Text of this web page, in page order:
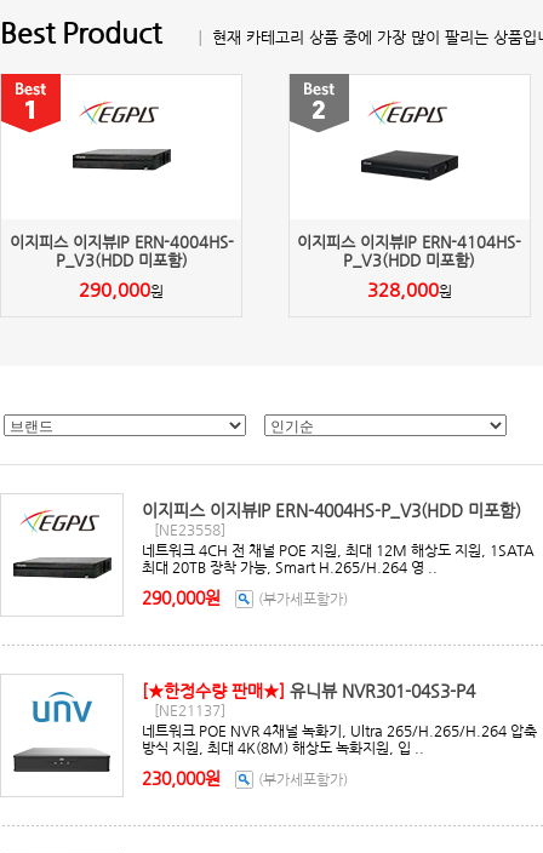
Best Product │ 현재 카테고리 상품 중에 가장 많이 팔리는 상품입
이지피스 이지뷰IP ERN-4004HS-
P_V3(HDD 미포함)
290,000원
이지피스 이지뷰IP ERN-4104HS-
P_V3(HDD 미포함)
328,000원
이지피스 이지뷰IP ERN-4004HS-P_V3(HDD 미포함)
[NE23558]
네트워크 4CH 전 채널 POE 지원, 최대 12M 해상도 지원, 1SATA
최대 20TB 장착 가능, Smart H.265/H.264 영 ..
290,000원 (부가세포함가)
[★한정수량 판매★] 유니뷰 NVR301-04S3-P4
[NE21137]
네트워크 POE NVR 4채널 녹화기, Ultra 265/H.265/H.264 압축
방식 지원, 최대 4K(8M) 해상도 녹화지원, 입 ..
230,000원 (부가세포함가)